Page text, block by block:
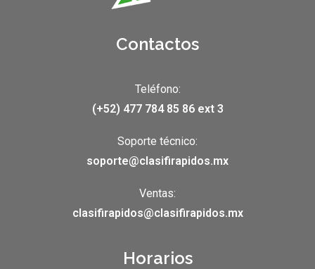
Contactos
Teléfono:
(+52) 477 784 85 86 ext 3
Soporte técnico:
soporte@clasifirapidos.mx
Ventas:
clasifirapidos@clasifirapidos.mx
Horarios